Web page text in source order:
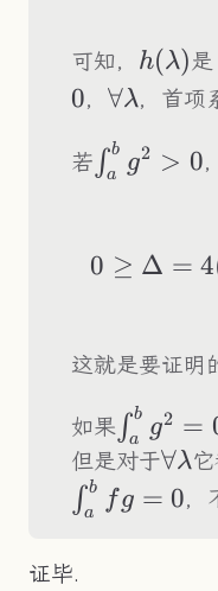
可知， h(λ)
0， ∀λ，首项
若 ∫a
b
g2 > 0
0 ≥ Δ = 4
这就是要证明
如果 ∫a
b
g2 =
但是对于∀λ
∫a
b
fg = 0，
证毕.